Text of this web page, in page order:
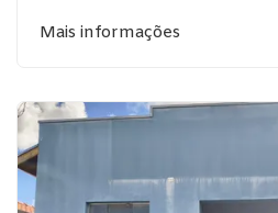
Mais informações